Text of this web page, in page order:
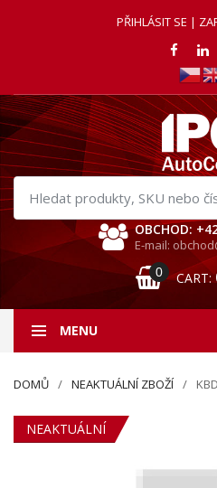
PŘIHLÁSIT SE |
Hledat
produkty
OBCHOD:
E-mail:
0 CART:
MENU
DOMŮ NEAKTUÁLNÍ ZBOŽÍ
NEAKTUÁLNÍ